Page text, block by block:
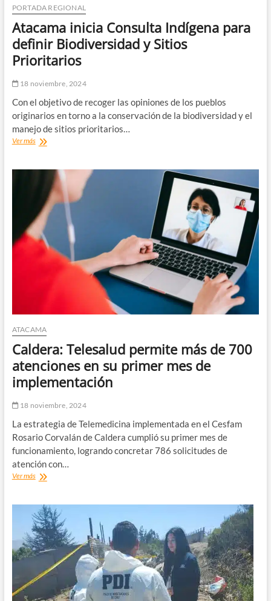
PORTADA REGIONAL
Atacama inicia Consulta Indígena para
definir Biodiversidad y Sitios
Prioritarios
18 noviembre, 2024
Con el objetivo de recoger las opiniones de los pueblos
originarios en torno a la conservación de la biodiversidad y el
manejo de sitios prioritarios…
Ver másAtacama
Indígena
definir
Biodiversidad
y
Sitios
Prioritarios
ATACAMA
Caldera: Telesalud permite más de 700
atenciones en su primer mes de
implementación
18 noviembre, 2024
La estrategia de Telemedicina implementada en el Cesfam
Rosario Corvalán de Caldera cumplió su primer mes de
funcionamiento, logrando concretar 786 solicitudes de
atención con…
Ver másCaldera:
más
de
700
atenciones
en
primer
mes
de